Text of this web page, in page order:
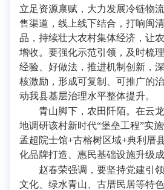
立足资源禀赋，大力发展冷链物
售渠道，线上线下结合，打响闽
品，持续壮大农村集体经济，让
增收。要强化示范引领，及时梳
经验、好做法，推进机制创新，
核激励，形成可复制、可推广的
动我县基层治理水平整体提升。
青山脚下，农田阡陌。在云龙
地调研该村新时代“堡垒工程”实
孟超院士馆+古榕树区域+典利厝
化品牌打造、惠民基础设施升级成
赵春荣强调，要坚持党建引领
文化、绿水青山、古厝民居等特